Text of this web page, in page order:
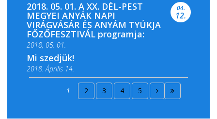
2018. 05. 01. A XX. DÉL-PEST
MEGYEI ANYÁK NAPI
VIRÁGVÁSÁR ÉS ANYÁM TYÚKJA
FŐZŐFESZTIVÁL programja:
2018, 05. 01.
04.
12.
Mi szedjük!
2018. Április 14.
2018. Április 15.
1 2 3 4 5